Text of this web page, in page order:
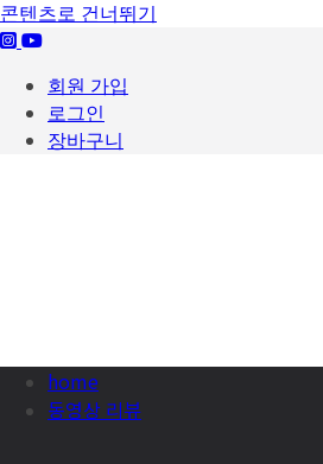
콘텐츠로 건너뛰기
회원 가입
로그인
장바구니
home
동영상 리뷰